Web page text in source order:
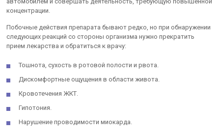
концентрации.
Побочные действия препарата бывают редко, но при обнаружении
следующих реакций со стороны организма нужно прекратить
прием лекарства и обратиться к врачу:
Тошнота, сухость в ротовой полости и рвота.
Дискомфортные ощущения в области живота.
Кровотечения ЖКТ.
Гипотония.
Нарушение проводимости миокарда.